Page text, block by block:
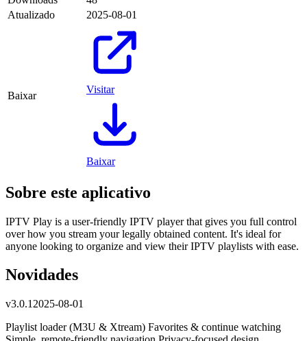
Atualizado
2025-08-01
Baixar
Visitar
Baixar
Sobre este aplicativo
IPTV Play is a user-friendly IPTV player that gives you full control
over how you stream your legally obtained content. It's ideal for
anyone looking to organize and view their IPTV playlists with ease.
Novidades
v3.0.1 2025-08-01
Playlist loader (M3U & Xtream) Favorites & continue watching